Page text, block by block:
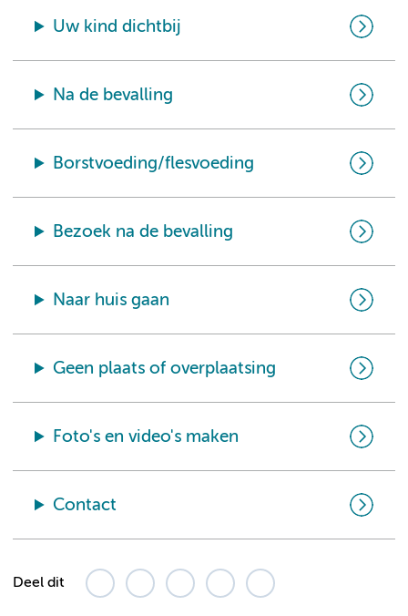
Uw kind dichtbij
Na de bevalling
Borstvoeding/flesvoeding
Bezoek na de bevalling
Naar huis gaan
Geen plaats of overplaatsing
Foto's en video's maken
Contact
Deel dit